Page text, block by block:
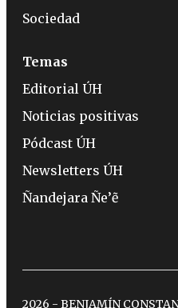
Sociedad
Temas
Editorial ÚH
Noticias positivas
Pódcast ÚH
Newsletters ÚH
Ñandejara Ñe’ẽ
2026 - BENJAMÍN